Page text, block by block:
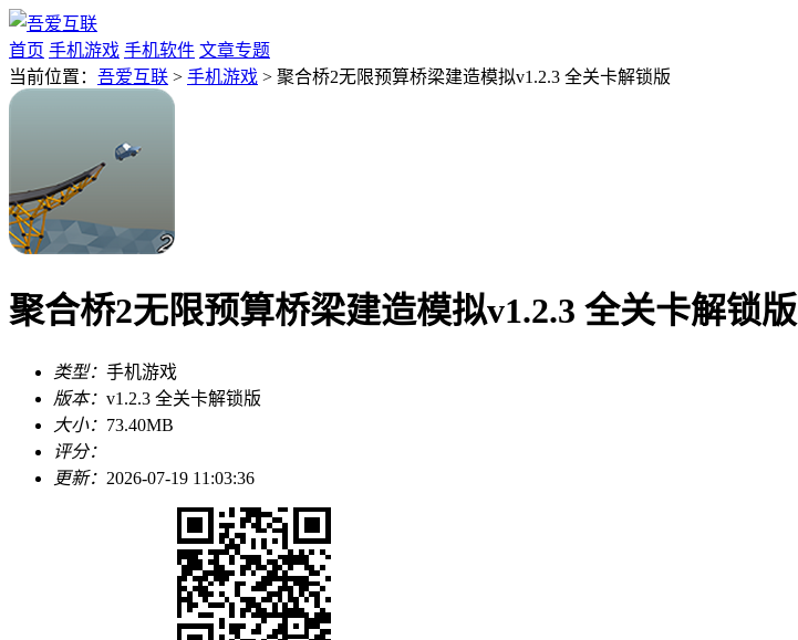
首页 手机游戏 手机软件 文章专题
当前位置： 吾爱互联 > 手机游戏 > 聚合桥2无限预算桥梁建造模拟v1.2.3 全关卡解锁版
聚合桥2无限预算桥梁建造模拟v1.2.3 全关卡解锁版
类型： 手机游戏
版本： v1.2.3 全关卡解锁版
大小： 73.40MB
评分：
更新： 2026-07-19 11:03:36